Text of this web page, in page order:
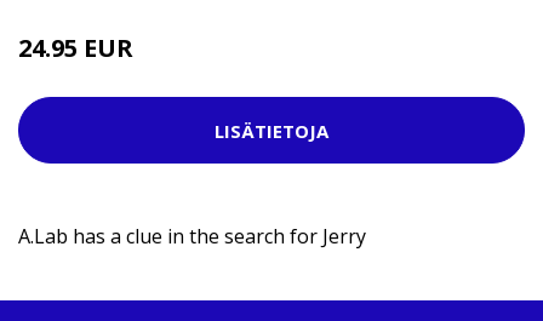
24.95 EUR
LISÄTIETOJA
A.Lab has a clue in the search for Jerry